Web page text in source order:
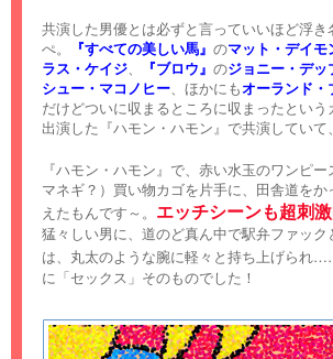
共演した男優とは必ずと言っていいほど浮
ぺ。
『すべての美しい馬』 のマット・デイモ
ラス・ケイジ、 『ブロウ』 のジョニー・デッ
シュー・マコノヒー、ほかにもオーランド・
だけどついに収まるところに収まったとい
出演した『ハモン・ハモン』で共演してい
『ハモン・ハモン』で、赤い水玉のワンピ
マネギ？）買い物カゴを片手に、田舎道を
えたもんです～。 エッチシーンも超刺
猛々しい男に、道のど真ん中で駅弁ファッ
は、丸太のような腕に軽々と持ち上げられ
に「セックス」そのものでした！